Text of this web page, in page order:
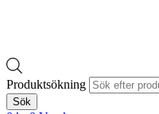
Produktsökning
Sök